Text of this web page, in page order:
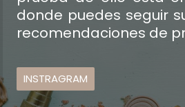
donde puedes seguir
recomendaciones de
INSTRAGRAM